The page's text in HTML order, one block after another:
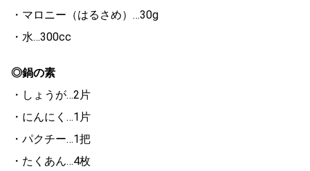
・マロニー（はるさめ）…30g
・水…300cc
◎鍋の素
・しょうが…2片
・にんにく…1片
・パクチー…1把
・たくあん…4枚